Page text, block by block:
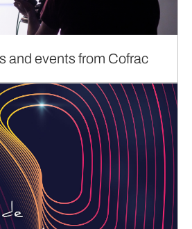
and events from Cofrac